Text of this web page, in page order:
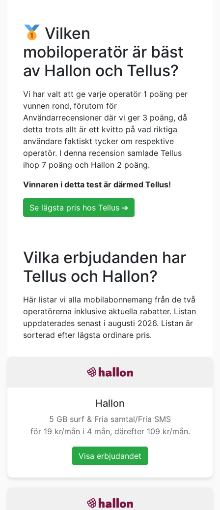
Vilken
mobiloperatör är bäst
av Hallon och Tellus?
Vi har valt att ge varje operatör 1 poäng per
vunnen rond, förutom för
Användarrecensioner där vi ger 3 poäng, då
detta trots allt är ett kvitto på vad riktiga
användare faktiskt tycker om respektive
operatör. I denna recension samlade Tellus
ihop 7 poäng och Hallon 2 poäng.
Vinnaren i detta test är därmed Tellus!
Se lägsta pris hos Tellus ➜
Vilka erbjudanden har
Tellus och Hallon?
Här listar vi alla mobilabonnemang från de två
operatörerna inklusive aktuella rabatter. Listan
uppdaterades senast i augusti 2026. Listan är
sorterad efter lägsta ordinare pris.
Hallon
5 GB surf & Fria samtal/Fria SMS
för 19 kr/mån i 4 mån, därefter 109 kr/mån.
Visa erbjudandet